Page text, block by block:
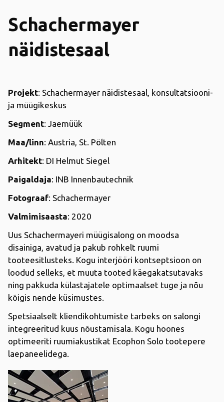
Schachermayer
näidistesaal
Projekt: Schachermayer näidistesaal, konsultatsiooni-
ja müügikeskus
Segment: Jaemüük
Maa/linn: Austria, St. Pölten
Arhitekt: DI Helmut Siegel
Paigaldaja: INB Innenbautechnik
Fotograaf: Schachermayer
Valmimisaasta: 2020
Uus Schachermayeri müügisalong on moodsa
disainiga, avatud ja pakub rohkelt ruumi
tooteesitlusteks. Kogu interjööri kontseptsioon on
loodud selleks, et muuta tooted käegakatsutavaks
ning pakkuda külastajatele optimaalset tuge ja nõu
kõigis nende küsimustes.
Spetsiaalselt kliendikohtumiste tarbeks on salongi
integreeritud kuus nõustamisala. Kogu hoones
optimeeriti ruumiakustikat Ecophon Solo tootepere
laepaneelidega.